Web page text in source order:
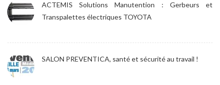
ACTEMIS Solutions Manutention : Gerbeurs et
Transpalettes électriques TOYOTA
SALON PREVENTICA, santé et sécurité au travail !